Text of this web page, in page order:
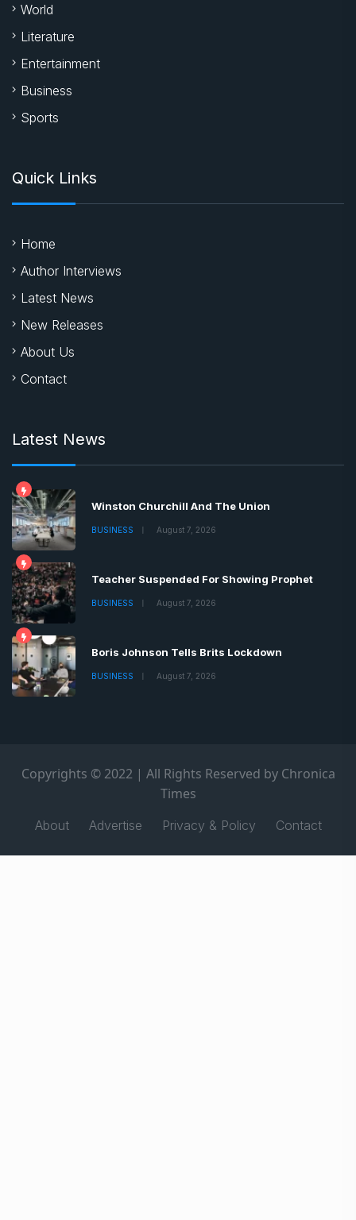
World
Literature
Entertainment
Business
Sports
Quick Links
Home
Author Interviews
Latest News
New Releases
About Us
Contact
Latest News
Winston Churchill And The Union
BUSINESS August 7, 2026
Teacher Suspended For Showing Prophet
BUSINESS August 7, 2026
Boris Johnson Tells Brits Lockdown
BUSINESS August 7, 2026
Copyrights © 2022 | All Rights Reserved by Chronica
Times
About Advertise Privacy & Policy Contact